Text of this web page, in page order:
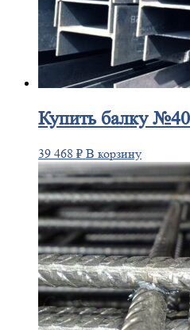
Купитьбалку
39 468 ₽ В корзину